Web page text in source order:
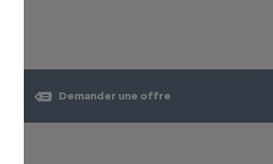
Demander une offre